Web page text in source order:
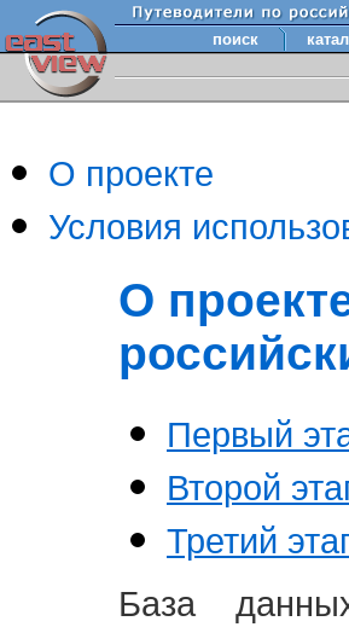
поиск
О проекте
Условия
О
Первый
Второй
Третий
База